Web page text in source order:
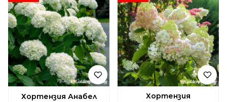
Хортензия Анабел
Хортензия